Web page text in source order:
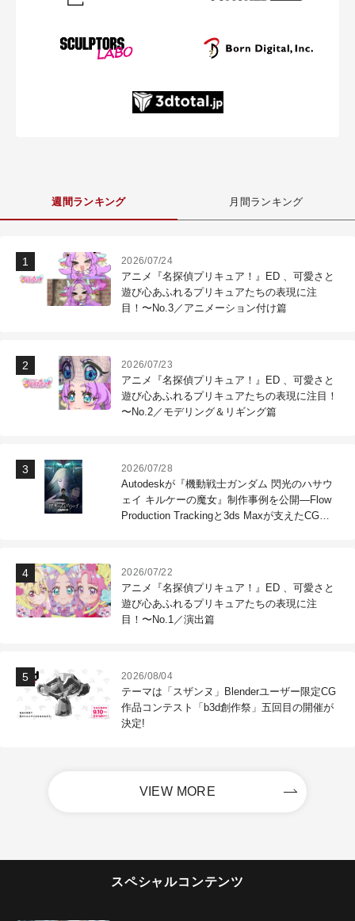
週間ランキング 月間ランキング
2026/07/24
アニメ『名探偵プリキュア！』ED 、可愛さと
遊び心あふれるプリキュアたちの表現に注
目！〜No.3／アニメーション付け篇
2026/07/23
アニメ『名探偵プリキュア！』ED 、可愛さと
遊び心あふれるプリキュアたちの表現に注目！
〜No.2／モデリング＆リギング篇
2026/07/28
Autodeskが『機動戦士ガンダム 閃光のハサウ
ェイ キルケーの魔女』制作事例を公開―Flow
Production Trackingと3ds Maxが支えたCG制
2026/07/22
アニメ『名探偵プリキュア！』ED 、可愛さと
遊び心あふれるプリキュアたちの表現に注
目！〜No.1／演出篇
2026/08/04
テーマは「スザンヌ」Blenderユーザー限定CG
作品コンテスト「b3d創作祭」五回目の開催が
決定!
VIEW MORE
スペシャルコンテンツ